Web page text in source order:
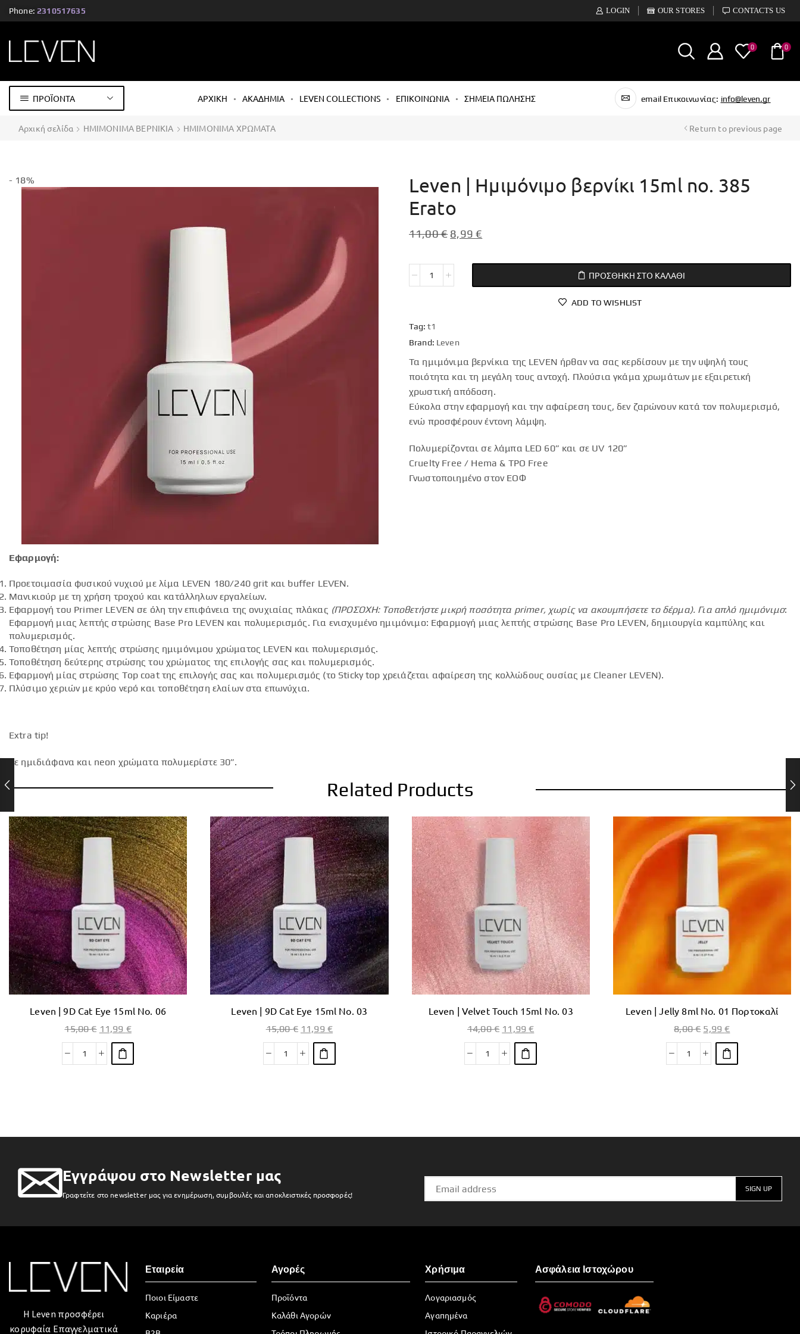
Phone: 2310517635 LOGIN OUR STORES CONTACTS US
0 0
ΠΡΟΪΟΝΤΑ ΑΡΧΙΚΗ ΑΚΑΔΗΜΙΑ LEVEN COLLECTIONS ΕΠΙΚΟΙΝΩΝΙΑ ΣΗΜΕΙΑ ΠΩΛΗΣΗΣ email Επικοινωνίας: info@leven.gr
Αρχική σελίδα ΗΜΙΜΟΝΙΜΑ ΒΕΡΝΙΚΙΑ ΗΜΙΜΟΝΙΜΑ ΧΡΩΜΑΤΑ Return to previous page
- 18%
Leven | Ημιμόνιμο βερνίκι 15ml no. 385
Erato
11,00€ 8,99€
ΠΡΟΣΘΉΚΗ ΣΤΟ ΚΑΛΆΘΙ
ADD TO WISHLIST
Tag: t1
Brand: Leven
Τα ημιμόνιμα βερνίκια της LEVEN ήρθαν να σας κερδίσουν με την υψηλή τους
ποιότητα και τη μεγάλη τους αντοχή. Πλούσια γκάμα χρωμάτων με εξαιρετική
χρωστική απόδοση.
Εύκολα στην εφαρμογή και την αφαίρεση τους, δεν ζαρώνουν κατά τον πολυμερισμό,
ενώ προσφέρουν έντονη λάμψη.
Πολυμερίζονται σε λάμπα LED 60” και σε UV 120”
Cruelty Free / Hema & TPO Free
Γνωστοποιημένο στον ΕΟΦ
Εφαρμογή:
Προετοιμασία φυσικού νυχιού με λίμα LEVEN 180/240 grit και buffer LEVEN.
Μανικιούρ με τη χρήση τροχού και κατάλληλων εργαλείων.
Εφαρμογή του Primer LEVEN σε όλη την επιφάνεια της ονυχιαίας πλάκας (ΠΡΟΣΟΧΗ: Τοποθετήστε μικρή ποσότητα primer, χωρίς να ακουμπήσετε το δέρμα). Για απλό ημιμόνιμο:
Εφαρμογή μιας λεπτής στρώσης Base Pro LEVEN και πολυμερισμός. Για ενισχυμένο ημιμόνιμο: Εφαρμογή μιας λεπτής στρώσης Base Pro LEVEN, δημιουργία καμπύλης και
πολυμερισμός.
Τοποθέτηση μίας λεπτής στρώσης ημιμόνιμου χρώματος LEVEN και πολυμερισμός.
Τοποθέτηση δεύτερης στρώσης του χρώματος της επιλογής σας και πολυμερισμός.
Εφαρμογή μίας στρώσης Top coat της επιλογής σας και πολυμερισμός (το Sticky top χρειάζεται αφαίρεση της κολλώδους ουσίας με Cleaner LEVEN).
Πλύσιμο χεριών με κρύο νερό και τοποθέτηση ελαίων στα επωνύχια.
Extra tip!
Σε ημιδιάφανα και neon χρώματα πολυμερίστε 30”.
Related Products
Leven | 9D Cat Eye 15ml No. 06
15,00€ 11,99 €
Leven | 9D Cat Eye 15ml No. 03
15,00€ 11,99 €
Leven | Velvet Touch 15ml No. 03
14,00€ 11,99€
Leven | Jelly 8ml No. 01 Πορτοκαλί
8,00€ 5,99€
Εγγράψου στο Newsletter μας
Γραφτείτε στο newsletter μας για ενημέρωση, συμβουλές και αποκλειστικές προσφορές!
Η Leven προσφέρει
κορυφαία Επαγγελματικά
Εταιρεία
Ποιοι Είμαστε
Καριέρα
Αγορές
Προϊόντα
Καλάθι Αγορών
Χρήσιμα
Λογαριασμός
Αγαπημένα
Ασφάλεια Ιστοχώρου